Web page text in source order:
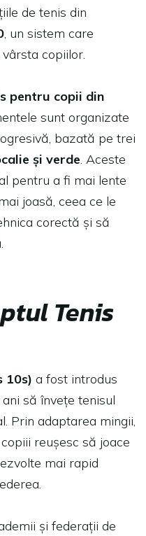
de tenis din
, un sistem care
copiilor.
pentru copii din
sunt organizate
bazată pe trei
și verde. Aceste
pentru a fi mai lente
joasă, ceea ce le
corectă și să
Tenis
10s) a fost introdus
să învețe tenisul
Prin adaptarea mingii,
reușesc să joace
mai rapid
și federații de